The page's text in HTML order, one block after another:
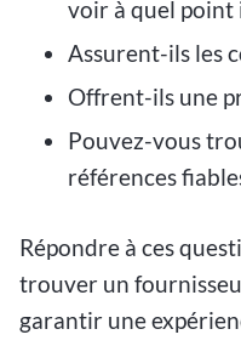
voir à quel point
Assurent-ils les
Offrent-ils une
Pouvez-vous
références
Répondre à ces
trouver un
garantir une